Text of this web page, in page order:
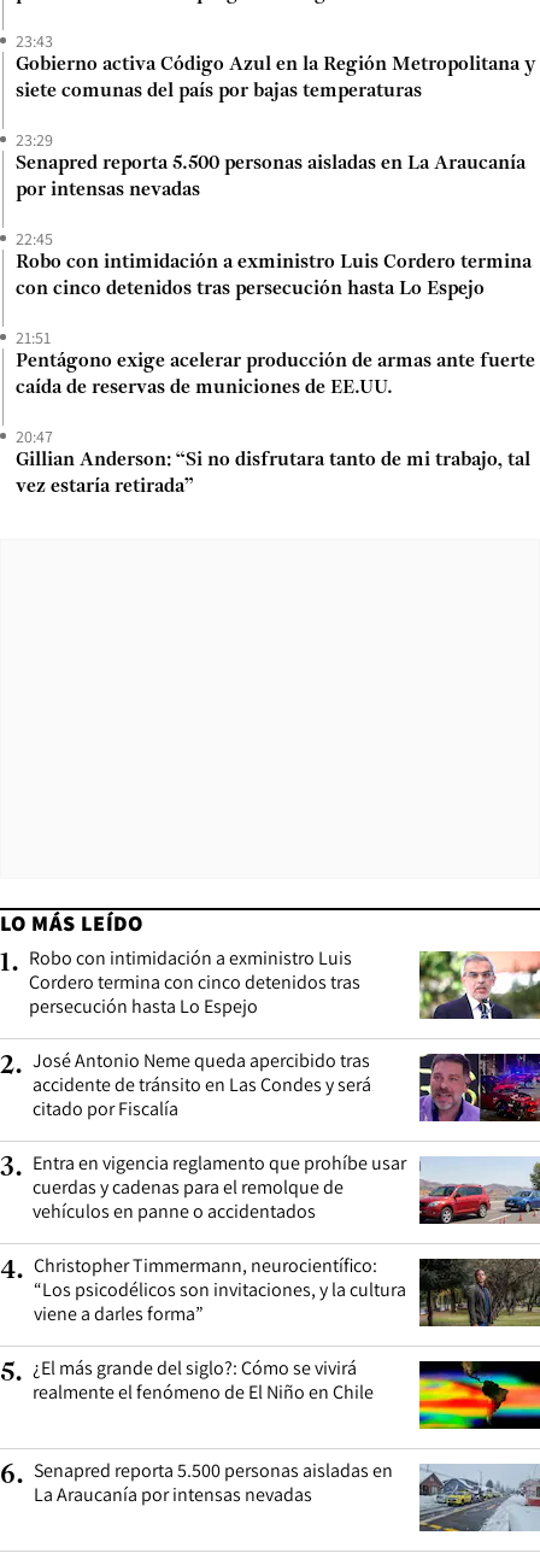
23:43
Gobierno activa Código Azul en la Región Metropolitana y
siete comunas del país por bajas temperaturas
23:29
Senapred reporta 5.500 personas aisladas en La Araucanía
por intensas nevadas
22:45
Robo con intimidación a exministro Luis Cordero termina
con cinco detenidos tras persecución hasta Lo Espejo
21:51
Pentágono exige acelerar producción de armas ante fuerte
caída de reservas de municiones de EE.UU.
20:47
Gillian Anderson: “Si no disfrutara tanto de mi trabajo, tal
vez estaría retirada”
LO MÁS LEÍDO
1. Robo con intimidación a exministro Luis
Cordero termina con cinco detenidos tras
persecución hasta Lo Espejo
2. José Antonio Neme queda apercibido tras
accidente de tránsito en Las Condes y será
citado por Fiscalía
3. Entra en vigencia reglamento que prohíbe usar
cuerdas y cadenas para el remolque de
vehículos en panne o accidentados
4. Christopher Timmermann, neurocientífico:
“Los psicodélicos son invitaciones, y la cultura
viene a darles forma”
5. ¿El más grande del siglo?: Cómo se vivirá
realmente el fenómeno de El Niño en Chile
6. Senapred reporta 5.500 personas aisladas en
La Araucanía por intensas nevadas